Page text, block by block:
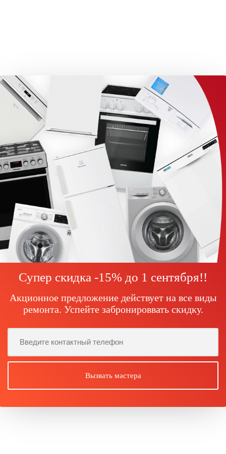
Супер скидка -15% до 1 сентября!!
Акционное предложение действует на все виды
ремонта. Успейте забронироввать скидку.